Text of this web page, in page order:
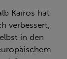
Kairos hat
verbessert,
in den